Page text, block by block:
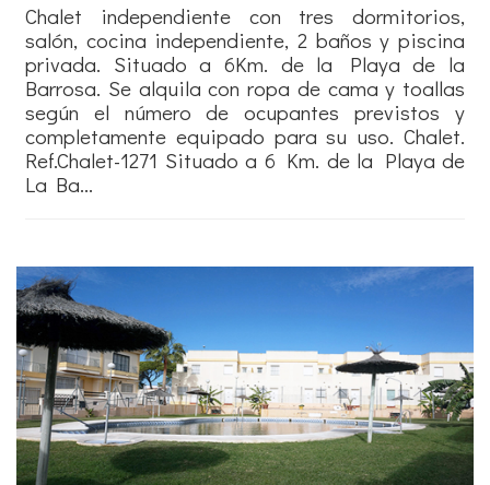
Chalet independiente con tres dormitorios,
salón, cocina independiente, 2 baños y piscina
privada. Situado a 6Km. de la Playa de la
Barrosa. Se alquila con ropa de cama y toallas
según el número de ocupantes previstos y
completamente equipado para su uso. Chalet.
Ref.Chalet-1271 Situado a 6 Km. de la Playa de
La Ba...